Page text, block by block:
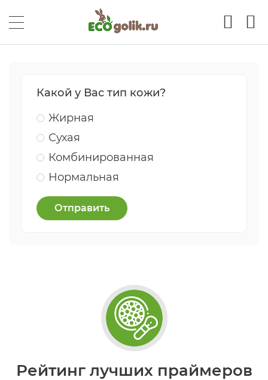
Какой у Вас тип кожи?
Жирная
Сухая
Комбинированная
Нормальная
Отправить
Рейтинг лучших праймеров